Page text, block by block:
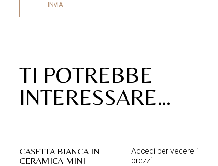
INVIA
TI POTREBBE
INTERESSARE…
CASETTA BIANCA IN
CERAMICA MINI
Accedi per vedere i
prezzi